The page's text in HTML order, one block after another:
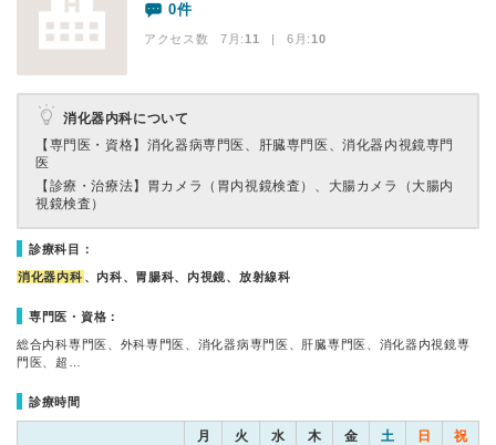
0件
アクセス数 7月:11 | 6月:10
消化器内科について
【専門医・資格】 消化器病専門医、肝臓専門医、消化器内視鏡専門
医
【診療・治療法】 胃カメラ（胃内視鏡検査）、大腸カメラ（大腸内
視鏡検査）
診療科目：
消化器内科 、内科、胃腸科、内視鏡、放射線科
専門医・資格：
総合内科専門医、外科専門医、消化器病専門医、肝臓専門医、消化器内視鏡専
門医、超…
診療時間
月 火 水 木 金 土 日 祝